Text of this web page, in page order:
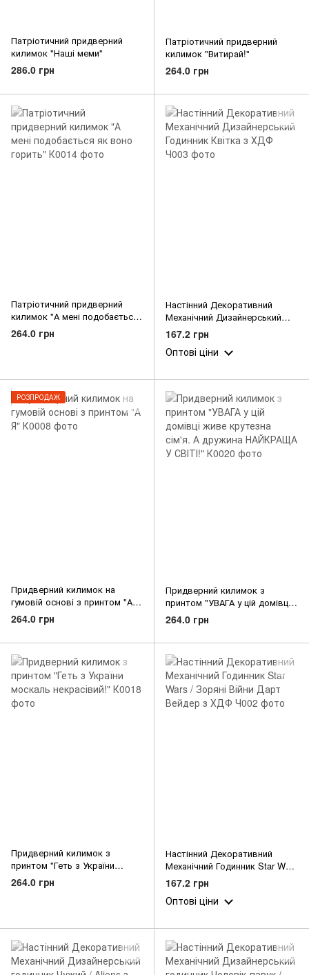
Патріотичний придверний
килимок "Наші меми"
286.0 грн
Патріотичний придверний
килимок "Витирай!"
264.0 грн
Патріотичний придверний
килимок "А мені подобається
як воно горить"
264.0 грн
Настінний Декоративний
Механічний Дизайнерський
Годинник Квітка з ХДФ
167.2 грн
Оптові ціни
РОЗПРОДАЖ
Придверний килимок на
гумовій основі з принтом "А
Я"
264.0 грн
Придверний килимок з
принтом "УВАГА у цій домівці
живе крутезна сім'я. А
дружина НАЙКРАЩА У СВІТІ!"
264.0 грн
Придверний килимок з
принтом "Геть з України
москаль некрасівий!"
264.0 грн
Настінний Декоративний
Механічний Годинник Star Wars
/ Зоряні Війни Дарт Вейдер з
ХДФ
167.2 грн
Оптові ціни